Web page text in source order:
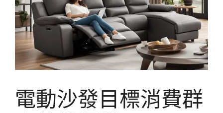
電動沙發目標消費群